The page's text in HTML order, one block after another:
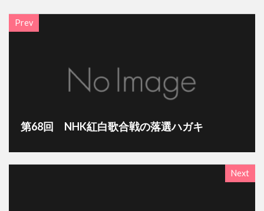
Prev
第68回 NHK紅白歌合戦の落選ハガキ
Next